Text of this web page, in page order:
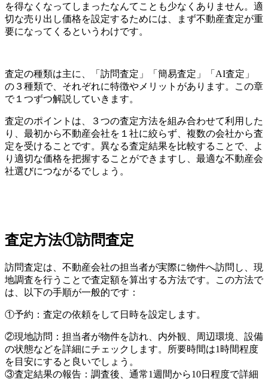
を得なくなってしまったなんてことも少なくありません。適
切な売り出し価格を設定するためには、まず不動産査定が重
要になってくるというわけです。
査定の種類は主に、「訪問査定」「簡易査定」「AI査定」
の３種類で、それぞれに特徴やメリットがあります。この章
で１つずつ解説していきます。
査定のポイントは、３つの査定方法を組み合わせて利用した
り、最初から不動産会社を１社に絞らず、複数の会社から査
定を受けることです。異なる査定結果を比較することで、よ
り適切な価格を把握することができますし、最適な不動産会
社選びにつながるでしょう。
査定方法①訪問査定
訪問査定は、不動産会社の担当者が実際に物件へ訪問し、現
地調査を行うことで査定額を算出する方法です。この方法で
は、以下の手順が一般的です：
①予約：査定の依頼をして日時を設定します。
②現地訪問：担当者が物件を訪れ、内外観、周辺環境、設備
の状態などを詳細にチェックします。所要時間は1時間程度
を目安にすると良いでしょう。
③査定結果の報告：調査後、通常1週間から10日程度で詳細